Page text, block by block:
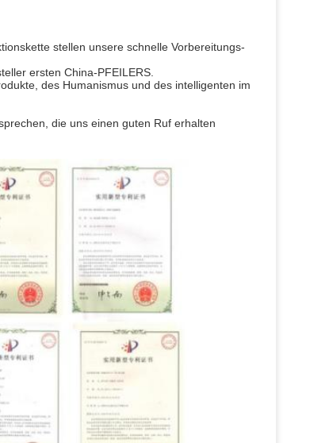
stellen unsere schnelle Vorbereitungs-
ersten China-PFEILERS.
des Humanismus und des intelligenten im
die uns einen guten Ruf erhalten